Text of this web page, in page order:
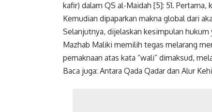
kafir) dalam QS al-Maidah [5]: 51.
Kemudian dipaparkan makna global dari
Selanjutnya, dijelaskan kesimpulan
Mazhab Maliki memilih tegas melarang
pemaknaan atas kata “wali” dimaksud,
Baca juga: Antara Qada Qadar dan Alur